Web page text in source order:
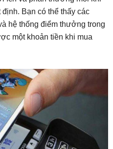
Bạn có thể thấy các
hệ thống điểm thưởng trong
một khoản tiền khi mua